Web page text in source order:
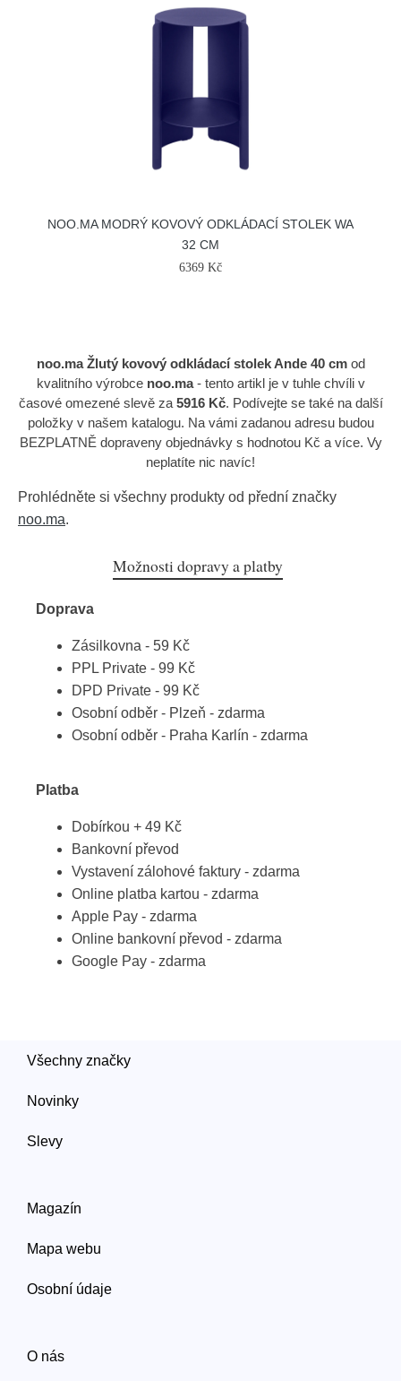
NOO.MA MODRÝ KOVOVÝ ODKLÁDACÍ STOLEK WA
32 CM
6369 Kč
noo.ma Žlutý kovový odkládací stolek Ande 40 cmod
kvalitního výrobcenoo.ma- tento artikl je v tuhle chvíli v
časové omezené slevě za 5916 Kč. Podívejte se také na další
položky v našem katalogu. Na vámi zadanou adresu budou
BEZPLATNĚ dopraveny objednávky s hodnotou Kč a více. Vy
neplatíte nic navíc!
Prohlédněte si všechny produkty od přední značky
noo.ma.
Možnosti dopravy a platby
Doprava
Zásilkovna - 59 Kč
PPL Private - 99 Kč
DPD Private - 99 Kč
Osobní odběr - Plzeň - zdarma
Osobní odběr - Praha Karlín - zdarma
Platba
Dobírkou + 49 Kč
Bankovní převod
Vystavení zálohové faktury - zdarma
Online platba kartou - zdarma
Apple Pay - zdarma
Online bankovní převod - zdarma
Google Pay - zdarma
Všechny značky
Novinky
Slevy
Magazín
Mapa webu
Osobní údaje
O nás